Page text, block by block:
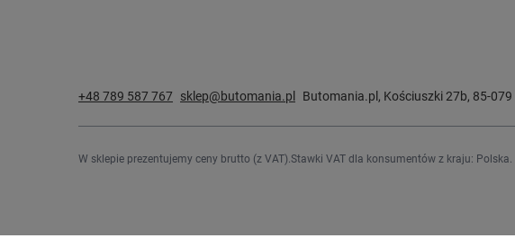
+48 789 587 767 sklep@butomania.pl Butomania.pl , Kościuszki 27b, 85-079
W sklepie prezentujemy ceny brutto (z VAT). Stawki VAT dla konsumentów z kraju: Polska